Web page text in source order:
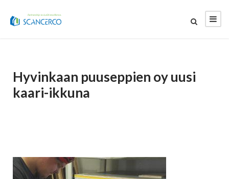
Hyvinkaan puuseppien oy uusi
kaari-ikkuna